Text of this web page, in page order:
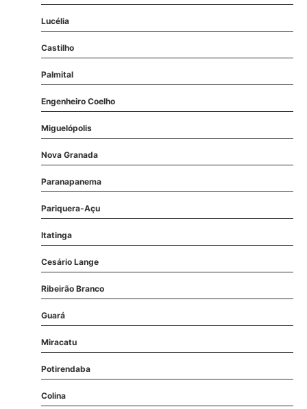
Lucélia
Castilho
Palmital
Engenheiro Coelho
Miguelópolis
Nova Granada
Paranapanema
Pariquera-Açu
Itatinga
Cesário Lange
Ribeirão Branco
Guará
Miracatu
Potirendaba
Colina